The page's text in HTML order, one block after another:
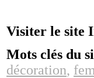
Visiter le site
Mots clés du
décoration,